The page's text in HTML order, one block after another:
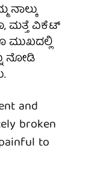
ನಾಲ್ಕು
ಮತ್ತೆ ವಿಕೆಟ್
ಮುಖದಲ್ಲಿ
ನೋಡಿ
and
broken
to